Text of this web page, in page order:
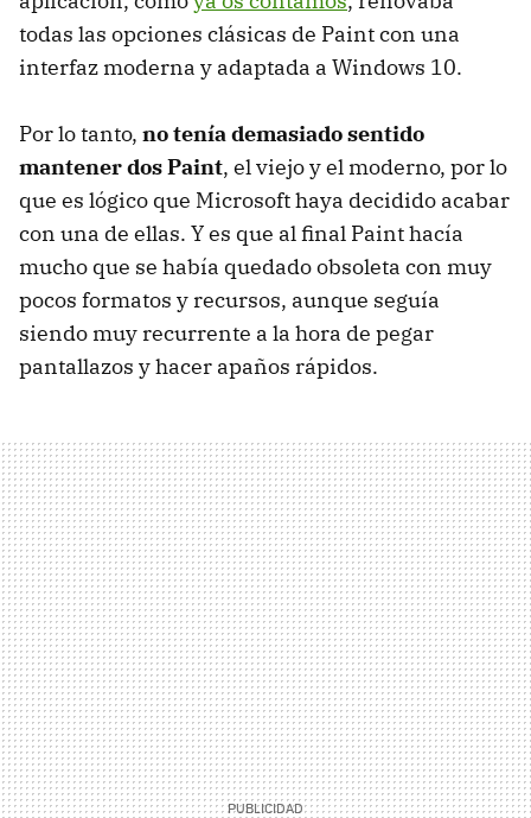
todas las opciones clásicas de Paint con una
interfaz moderna y adaptada a Windows 10.
Por lo tanto, no tenía demasiado sentido
mantener dos Paint, el viejo y el moderno, por lo
que es lógico que Microsoft haya decidido acabar
con una de ellas. Y es que al final Paint hacía
mucho que se había quedado obsoleta con muy
pocos formatos y recursos, aunque seguía
siendo muy recurrente a la hora de pegar
pantallazos y hacer apaños rápidos.